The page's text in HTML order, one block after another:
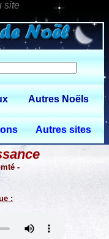
2
Autres Noëls
Autres sites
-
: